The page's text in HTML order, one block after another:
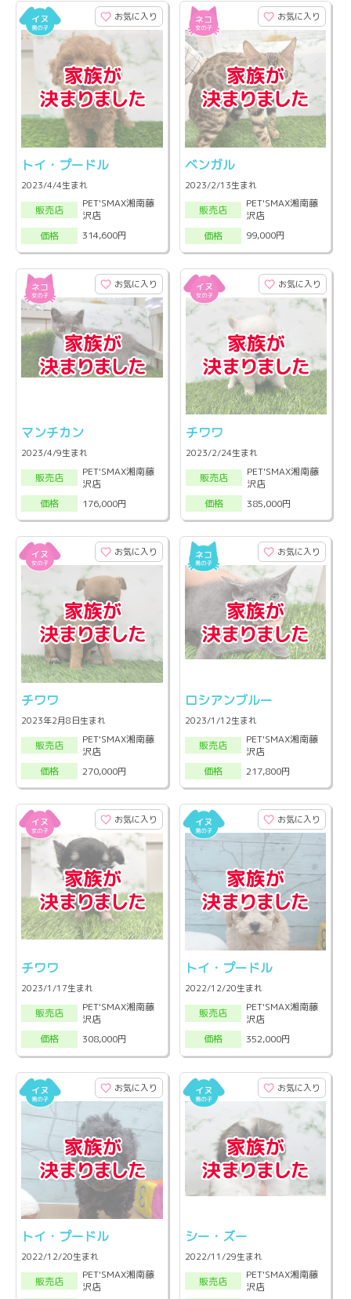
お気に入り
トイ・プードル
2023/4/4生まれ
販売店
PET'SMAX湘南藤
沢店
価格
314,600円
お気に入り
ベンガル
2023/2/13生まれ
販売店
PET'SMAX湘南藤
沢店
価格
99,000円
お気に入り
マンチカン
2023/4/9生まれ
販売店
PET'SMAX湘南藤
沢店
価格
176,000円
お気に入り
チワワ
2023/2/24生まれ
販売店
PET'SMAX湘南藤
沢店
価格
385,000円
お気に入り
チワワ
2023年2月8日生まれ
販売店
PET'SMAX湘南藤
沢店
価格
270,000円
お気に入り
ロシアンブルー
2023/1/12生まれ
販売店
PET'SMAX湘南藤
沢店
価格
217,800円
お気に入り
チワワ
2023/1/17生まれ
販売店
PET'SMAX湘南藤
沢店
価格
308,000円
お気に入り
トイ・プードル
2022/12/20生まれ
販売店
PET'SMAX湘南藤
沢店
価格
352,000円
お気に入り
トイ・プードル
2022/12/20生まれ
販売店
PET'SMAX湘南藤
沢店
お気に入り
シー・ズー
2022/11/29生まれ
販売店
PET'SMAX湘南藤
沢店